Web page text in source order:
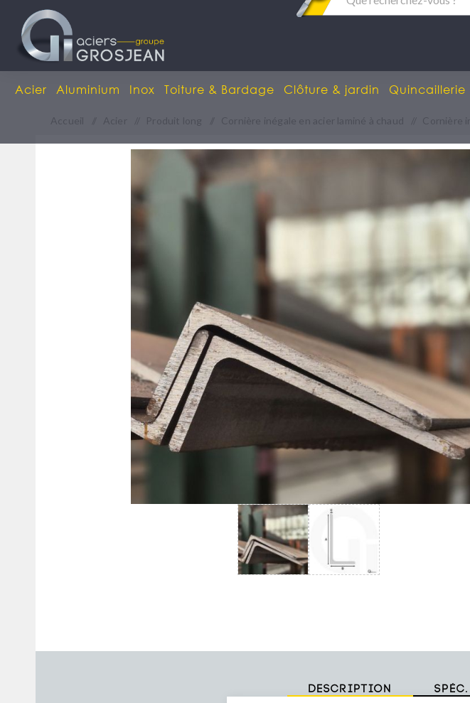
Acier Aluminium Inox Toiture & Bardage Clôture & jardin Quincaillerie
Accueil Acier Produit long Cornière inégale en acier laminé à chaud Cornière
Description